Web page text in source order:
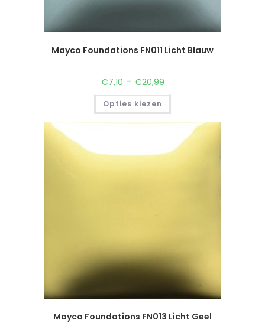
Mayco Foundations FN011 Licht Blauw
€7,10 - €20,99
Opties kiezen
Mayco Foundations FN013 Licht Geel